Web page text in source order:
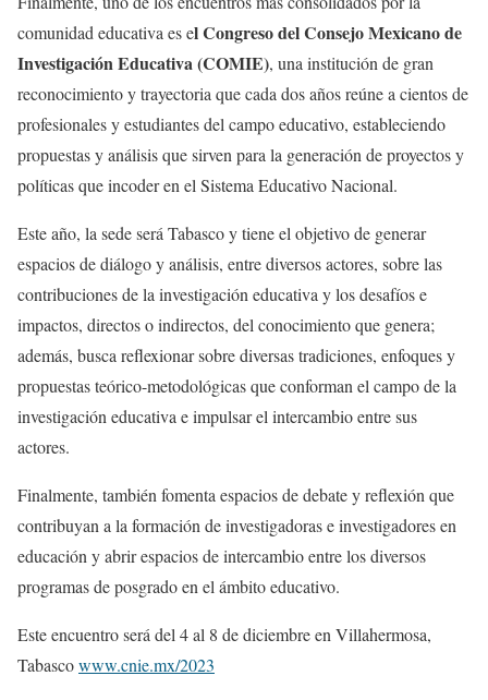
comunidad educativa es el Congreso del Consejo Mexicano de
Investigación Educativa (COMIE), una institución de gran
reconocimiento y trayectoria que cada dos años reúne a cientos de
profesionales y estudiantes del campo educativo, estableciendo
propuestas y análisis que sirven para la generación de proyectos y
políticas que incoder en el Sistema Educativo Nacional.
Este año, la sede será Tabasco y tiene el objetivo de generar
espacios de diálogo y análisis, entre diversos actores, sobre las
contribuciones de la investigación educativa y los desafíos e
impactos, directos o indirectos, del conocimiento que genera;
además, busca reflexionar sobre diversas tradiciones, enfoques y
propuestas teórico-metodológicas que conforman el campo de la
investigación educativa e impulsar el intercambio entre sus
actores.
Finalmente, también fomenta espacios de debate y reflexión que
contribuyan a la formación de investigadoras e investigadores en
educación y abrir espacios de intercambio entre los diversos
programas de posgrado en el ámbito educativo.
Este encuentro será del 4 al 8 de diciembre en Villahermosa,
Tabascowww.cnie.mx/2023